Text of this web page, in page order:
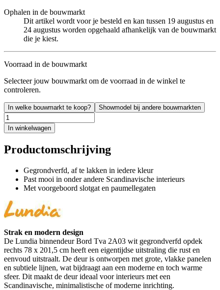
Ophalen in de bouwmarkt
Dit artikel wordt voor je besteld en kan tussen 19 augustus en
24 augustus worden opgehaald afhankelijk van de bouwmarkt
die je kiest.
Voorraad in de bouwmarkt
Selecteer jouw bouwmarkt om de voorraad in de winkel te
controleren.
In welke bouwmarkt te koop? Showmodel bij andere bouwmarkten
In winkelwagen
Productomschrijving
Gegrondverfd, af te lakken in iedere kleur
Past mooi in onder andere Scandinavische interieurs
Met voorgeboord slotgat en paumellegaten
Strak en modern design
De Lundia binnendeur Bord Tva 2A03 wit gegrondverfd opdek
rechts 78 x 201,5 cm heeft een eigentijdse uitstraling die rust en
eenvoud uitstraalt. De deur is ontworpen met grote, vlakke panelen
en subtiele lijnen, wat bijdraagt aan een moderne en toch warme
sfeer. Dit maakt de deur ideaal voor interieurs met een
Scandinavische, minimalistische of moderne inrichting.